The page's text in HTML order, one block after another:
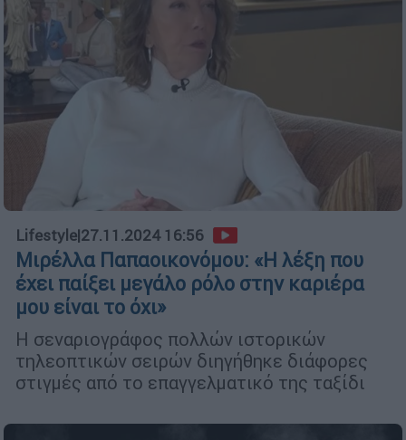
Lifestyle|27.11.2024 16:56
Μιρέλλα Παπαοικονόμου: «Η λέξη που
έχει παίξει μεγάλο ρόλο στην καριέρα
μου είναι το όχι»
Η σεναριογράφος πολλών ιστορικών
τηλεοπτικών σειρών διηγήθηκε διάφορες
στιγμές από το επαγγελματικό της ταξίδι